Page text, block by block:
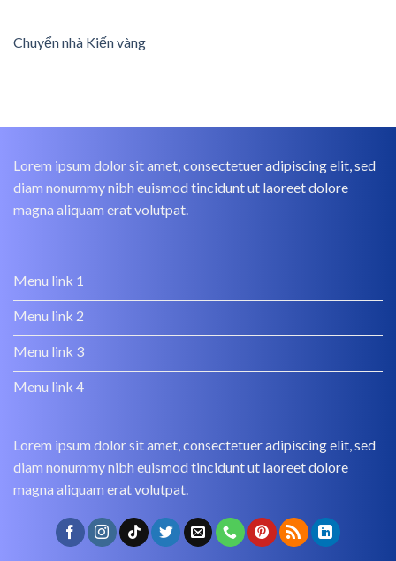
Chuyển nhà Kiến vàng
Lorem ipsum dolor sit amet, consectetuer adipiscing elit, sed
diam nonummy nibh euismod tincidunt ut laoreet dolore
magna aliquam erat volutpat.
Menu link 1
Menu link 2
Menu link 3
Menu link 4
Lorem ipsum dolor sit amet, consectetuer adipiscing elit, sed
diam nonummy nibh euismod tincidunt ut laoreet dolore
magna aliquam erat volutpat.